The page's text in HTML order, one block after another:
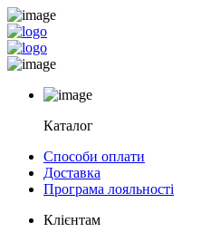
Каталог
Способи оплати
Доставка
Програма лояльності
Клієнтам